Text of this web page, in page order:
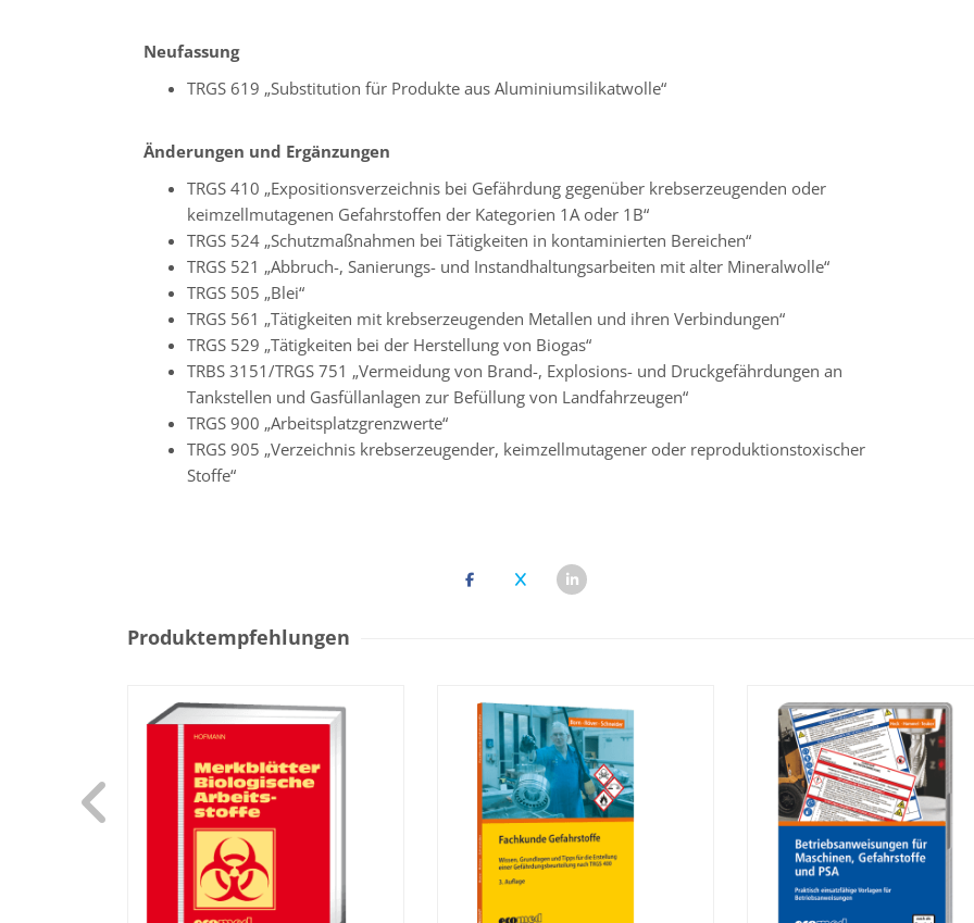
Neufassung
TRGS 619 „Substitution für Produkte aus Aluminiumsilikatwolle“
Änderungen und Ergänzungen
TRGS 410 „Expositionsverzeichnis bei Gefährdung gegenüber krebserzeugenden oder
keimzellmutagenen Gefahrstoffen der Kategorien 1A oder 1B“
TRGS 524 „Schutzmaßnahmen bei Tätigkeiten in kontaminierten Bereichen“
TRGS 521 „Abbruch-, Sanierungs- und Instandhaltungsarbeiten mit alter Mineralwolle“
TRGS 505 „Blei“
TRGS 561 „Tätigkeiten mit krebserzeugenden Metallen und ihren Verbindungen“
TRGS 529 „Tätigkeiten bei der Herstellung von Biogas“
TRBS 3151/TRGS 751 „Vermeidung von Brand-, Explosions- und Druckgefährdungen an
Tankstellen und Gasfüllanlagen zur Befüllung von Landfahrzeugen“
TRGS 900 „Arbeitsplatzgrenzwerte“
TRGS 905 „Verzeichnis krebserzeugender, keimzellmutagener oder reproduktionstoxischer
Stoffe“
Produktempfehlungen